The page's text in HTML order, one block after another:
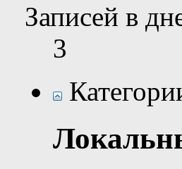
Записей в
3